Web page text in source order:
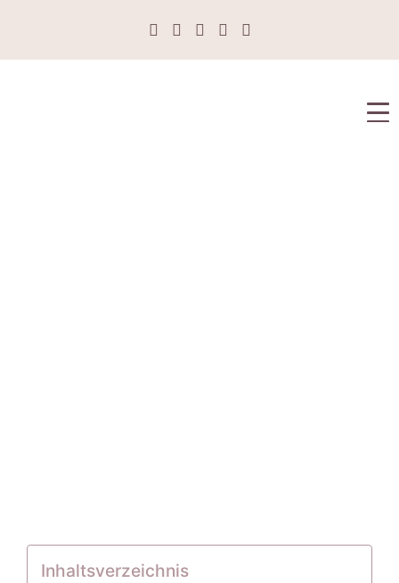
Inhaltsverzeichnis